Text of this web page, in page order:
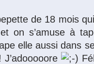
de 18 mois
on s’amuse à
elle aussi dans